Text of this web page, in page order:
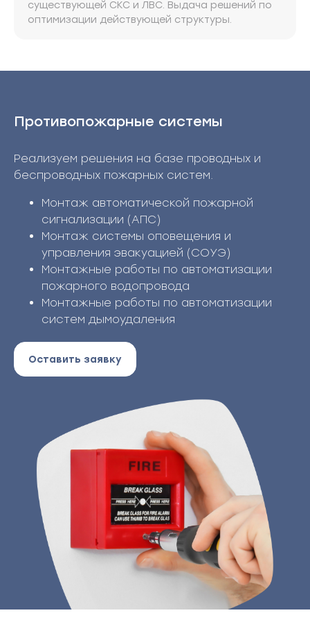
существующей СКС и ЛВС. Выдача решений по
оптимизации действующей структуры.
Противопожарные системы
Реализуем решения на базе проводных и
беспроводных пожарных систем.
Монтаж автоматической пожарной
сигнализации (АПС)
Монтаж системы оповещения и
управления эвакуацией (СОУЭ)
Монтажные работы по автоматизации
пожарного водопровода
Монтажные работы по автоматизации
систем дымоудаления
Оставить заявку